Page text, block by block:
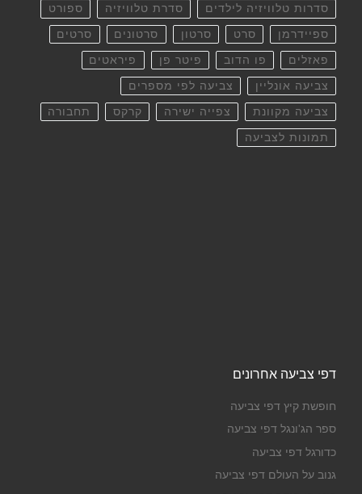
סדרות טלוויזיה לילדים סדרת טלוויזיה ספורט
ספיידרמן סרט סרטון סרטונים סרטים
פאזלים פו הדוב פיטר פן פיראטים
צביעה אונליין צביעה לפי מספרים
צביעה מקוונת צפייה ישירה קרקס תחבורה
תמונות לצביעה
דפי צביעה אחרונים
חופשת קיץ דפי צביעה
ספר הג'ונגל דפי צביעה
כדורגל דפי צביעה
גנוב על העולם דפי צביעה